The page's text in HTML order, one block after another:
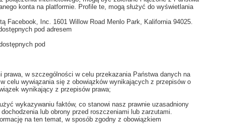
konta na platformie. Profile te, mogą służyć do wyświetlania
Facebook, Inc. 1601 Willow Road Menlo Park, Kalifornia 94025.
pod adresem
pod
prawa, w szczególności w celu przekazania Państwa danych na
celu wywiązania się z obowiązków wynikających z przepisów o
wynikający z przepisów prawa;
wykazywaniu faktów, co stanowi nasz prawnie uzasadniony
lub obrony przed roszczeniami lub zarzutami.
na ten temat, w sposób zgodny z obowiązkiem